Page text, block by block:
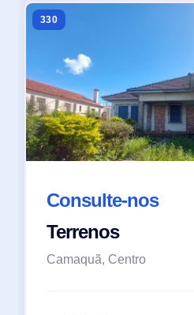
330
Consulte-nos
Terrenos
Camaquã, Centro